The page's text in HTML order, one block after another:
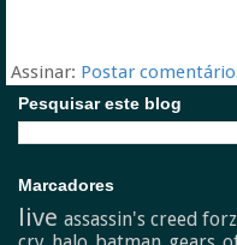
Assinar: Postar
Pesquisar este blog
Marcadores
live assassin's creed